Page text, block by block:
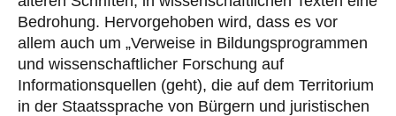
Bedrohung. Hervorgehoben wird, dass es vor
allem auch um „Verweise in Bildungsprogrammen
und wissenschaftlicher Forschung auf
Informationsquellen (geht), die auf dem Territorium
in der Staatssprache von Bürgern und juristischen